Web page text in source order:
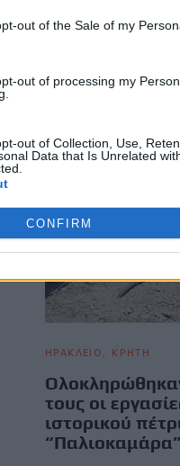
out of the Sale of my
out of processing my
out of Collection, Use,
Data that Is Unrelated
CONFIRM
ΗΡΑΚΛΕΙΟ ΚΡΗΤΗ
τους οι
ιστορικού